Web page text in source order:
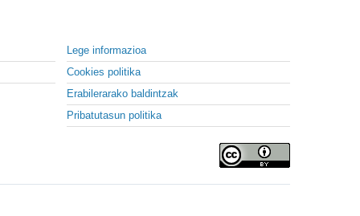
Lege informazioa
Cookies politika
Erabilerarako baldintzak
Pribatutasun politika